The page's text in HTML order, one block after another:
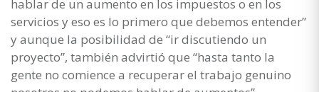
hablar de un aumento en los impuestos o en los
servicios y eso es lo primero que debemos entender”
y aunque la posibilidad de “ir discutiendo un
proyecto”, también advirtió que “hasta tanto la
gente no comience a recuperar el trabajo genuino